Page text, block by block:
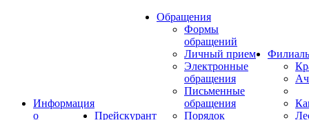
Информация
о
Прейскурант
Обращения
Формы
обращений
Личный прием
Электронные
обращения
Письменные
обращения
Порядок